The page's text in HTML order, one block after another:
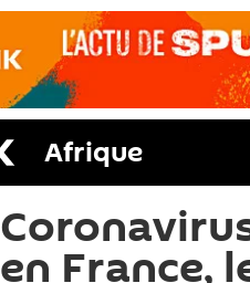
Afrique
en France,